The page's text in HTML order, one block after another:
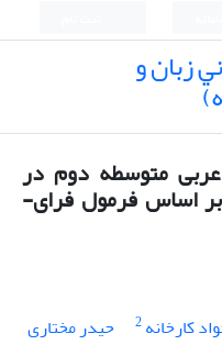
زبان و
متوسطه دوم در
اساس فرمول فرای-
کارخانه2 حیدر مختاری